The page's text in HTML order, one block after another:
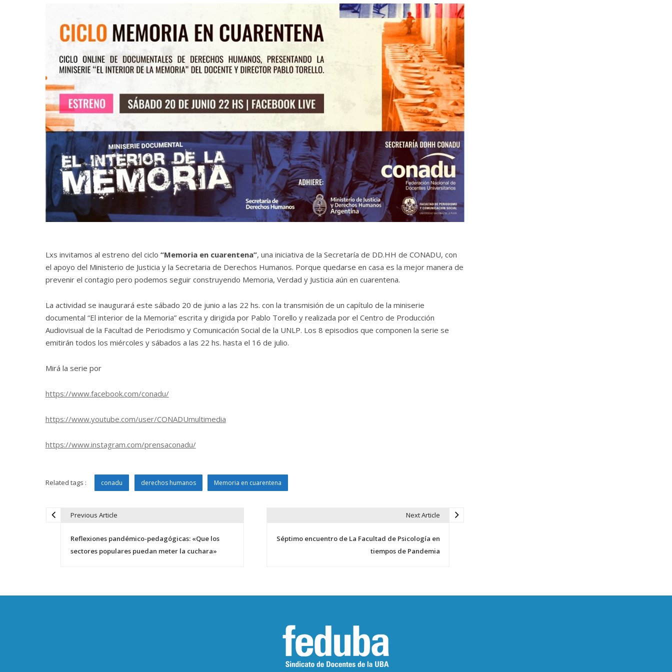
Lxs invitamos al estreno del ciclo “Memoria en cuarentena”, una iniciativa de la Secretaría de DD.HH de CONADU, con
el apoyo del Ministerio de Justicia y la Secretaria de Derechos Humanos. Porque quedarse en casa es la mejor manera de
prevenir el contagio pero podemos seguir construyendo Memoria, Verdad y Justicia aún en cuarentena.
La actividad se inaugurará este sábado 20 de junio a las 22 hs. con la transmisión de un capítulo de la miniserie
documental “El interior de la Memoria” escrita y dirigida por Pablo Torello y realizada por el Centro de Producción
Audiovisual de la Facultad de Periodismo y Comunicación Social de la UNLP. Los 8 episodios que componen la serie se
emitirán todos los miércoles y sábados a las 22 hs. hasta el 16 de julio.
Mirá la serie por
https://www.facebook.com/conadu/
https://www.youtube.com/user/CONADUmultimedia
https://www.instagram.com/prensaconadu/
Related tags : conadu derechos humanos Memoria en cuarentena
e
Previous Article
Reflexiones pandémico-pedagógicas: «Que los
sectores populares puedan meter la cuchara»
Next Article
Séptimo encuentro de La Facultad de Psicología en
tiempos de Pandemia